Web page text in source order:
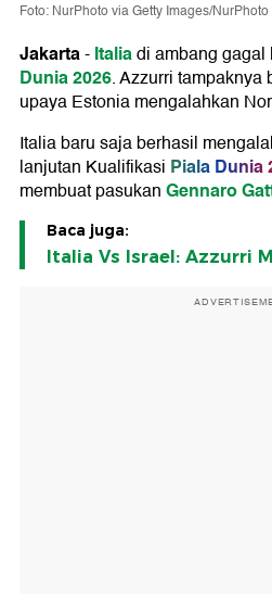
Foto: NurPhoto via Getty Images/NurPhoto
Jakarta-Italiadi ambang
Dunia 2026. Azzurri
upaya Estonia mengalahkan
Italia baru saja berhasil
lanjutan Kualifikasi Piala Dunia
membuat pasukanGennaro
Baca juga:
Italia Vs Israel: Azzurri